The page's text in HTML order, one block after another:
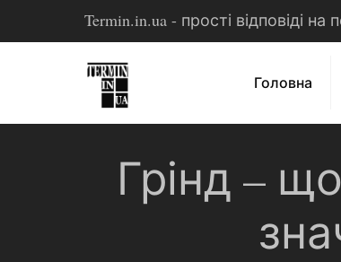
Termin.in.ua - прості відповіді
Головна
Грінд –